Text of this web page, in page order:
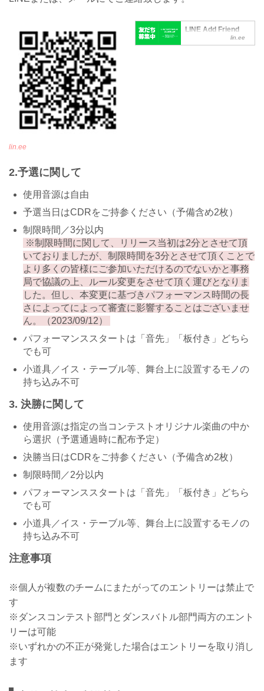
lin.ee
LINE Add Friend
lin.ee
2.予選に関して
使用音源は自由
予選当日はCDRをご持参ください（予備含め2枚）
制限時間／3分以内
※制限時間に関して、リリース当初は2分とさせて頂
いておりましたが、制限時間を3分とさせて頂くことで
より多くの皆様にご参加いただけるのでないかと事務
局で協議の上、ルール変更をさせて頂く運びとなりま
した。但し、本変更に基づきパフォーマンス時間の長
さによってによって審査に影響することはございませ
ん。（2023/09/12）
パフォーマンススタートは「音先」「板付き」どちら
でも可
小道具／イス・テーブル等、舞台上に設置するモノの
持ち込み不可
3. 決勝に関して
使用音源は指定の当コンテストオリジナル楽曲の中か
ら選択（予選通過時に配布予定）
決勝当日はCDRをご持参ください（予備含め2枚）
制限時間／2分以内
パフォーマンススタートは「音先」「板付き」どちら
でも可
小道具／イス・テーブル等、舞台上に設置するモノの
持ち込み不可
注意事項
※個人が複数のチームにまたがってのエントリーは禁止で
す
※ダンスコンテスト部門とダンスバトル部門両方のエント
リーは可能
※いずれかの不正が発覚した場合はエントリーを取り消し
ます